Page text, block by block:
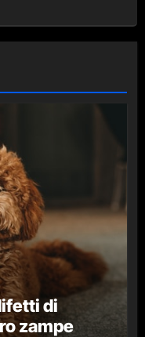
di
zampe